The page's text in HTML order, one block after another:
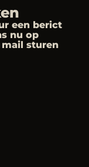
een berict
nu op
mail sturen